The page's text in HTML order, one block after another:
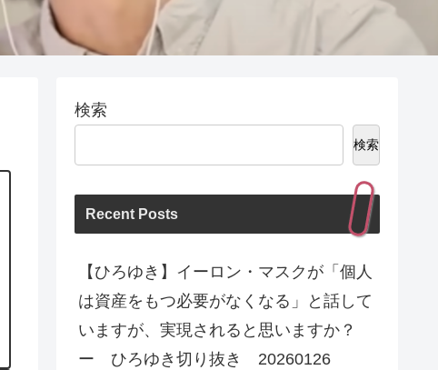
検索
検索
Recent Posts
【ひろゆき】イーロン・マスクが「個人
は資産をもつ必要がなくなる」と話して
いますが、実現されると思いますか？
ー ひろゆき切り抜き 20260126